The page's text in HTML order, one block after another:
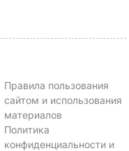
Правила пользования
сайтом и использования
материалов
Политика
конфиденциальности и